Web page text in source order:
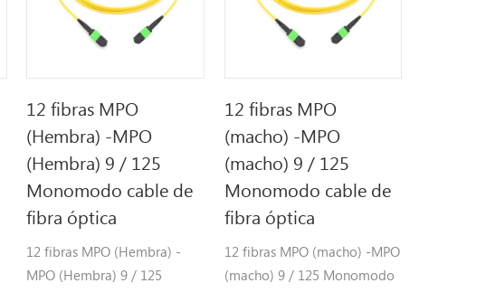
12 fibras MPO
(Hembra) -MPO
(Hembra) 9 / 125
Monomodo cable de
fibra óptica
12 fibras MPO (Hembra) -
MPO (Hembra) 9 / 125
12 fibras MPO
(macho) -MPO
(macho) 9 / 125
Monomodo cable de
fibra óptica
12 fibras MPO (macho) -MPO
(macho) 9 / 125 Monomodo